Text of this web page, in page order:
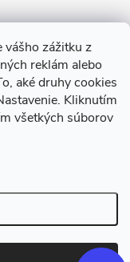
vášho zážitku z
reklám alebo
aké druhy cookies
Kliknutím
všetkých súborov
vyhrazena.Upravit